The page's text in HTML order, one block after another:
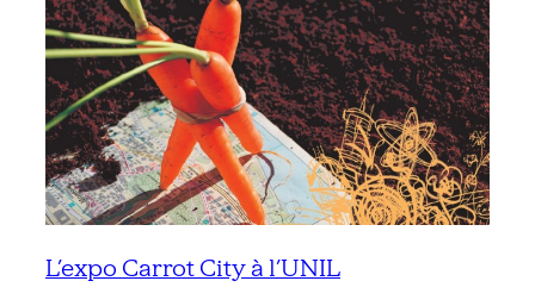
L’expo Carrot City à l’UNIL